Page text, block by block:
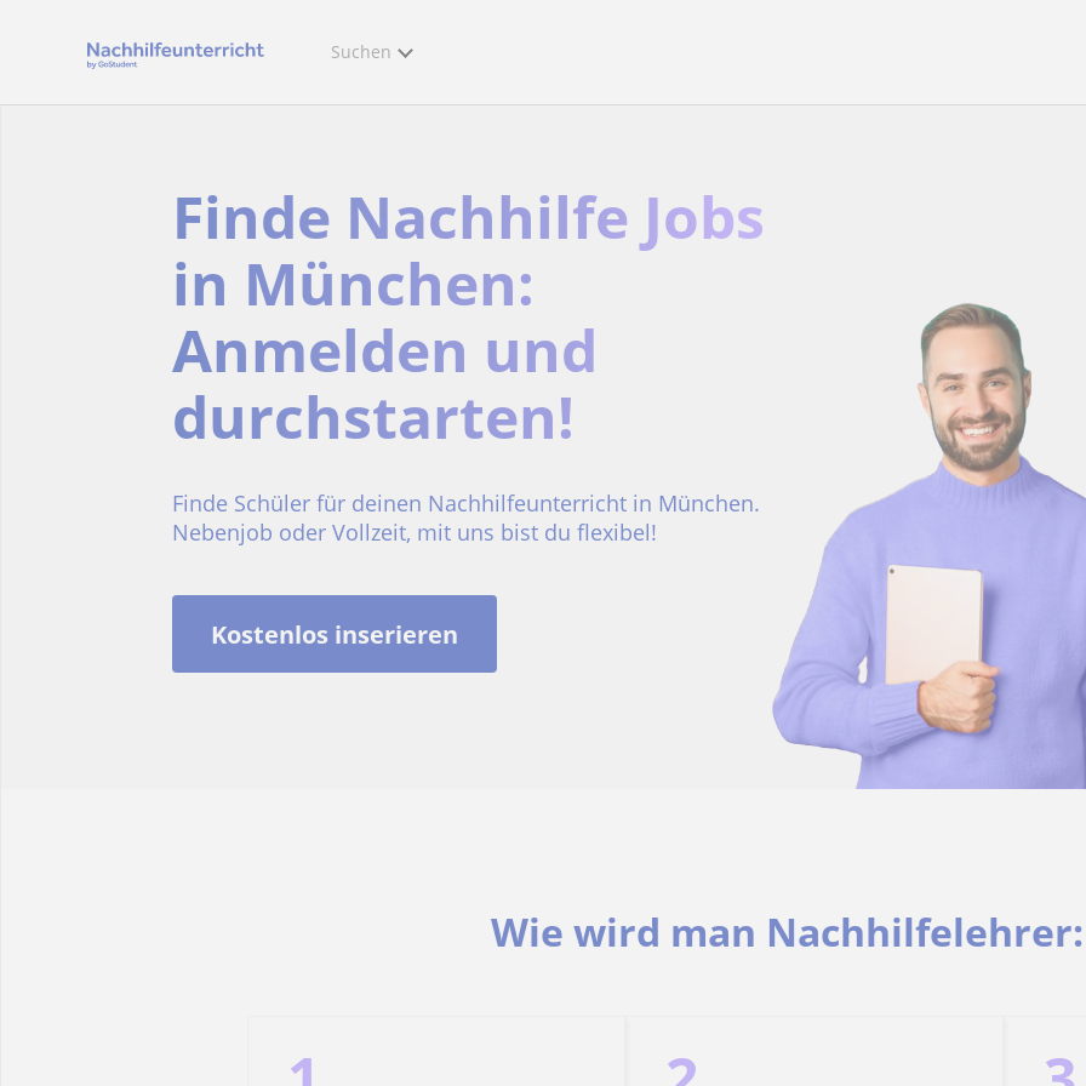
Suchen
Finde Nachhilfe Jobs
in München:
Anmelden und
durchstarten!
Finde Schüler für deinen Nachhilfeunterricht in München.
Nebenjob oder Vollzeit, mit uns bist du flexibel!
Kostenlos inserieren
Wie wird man